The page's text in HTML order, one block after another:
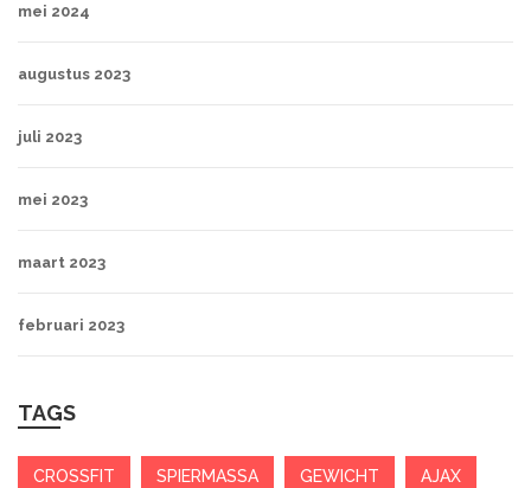
mei 2024
augustus 2023
juli 2023
mei 2023
maart 2023
februari 2023
TAGS
CROSSFIT SPIERMASSA GEWICHT AJAX